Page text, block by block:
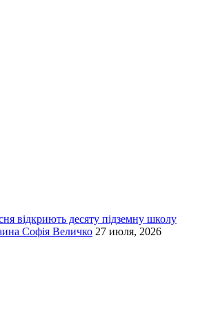
відкриють десяту підземну школу
Софія Величко 27 июля, 2026